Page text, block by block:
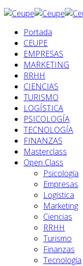
Portada
CEUPE
EMPRESAS
MARKETING
RRHH
CIENCIAS
TURISMO
LOGÍSTICA
PSICOLOGÍA
TECNOLOGÍA
FINANZAS
Masterclass
Open Class
Psicología
Empresas
Logística
Marketing
Ciencias
RRHH
Turismo
Finanzas
Tecnología